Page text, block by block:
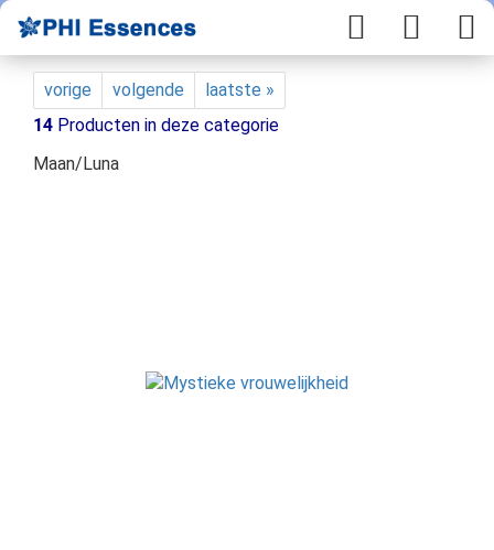
vorige volgende
laatste »
14 Producten in deze categorie
Maan/Luna